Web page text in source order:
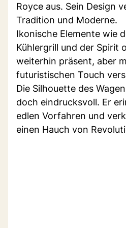
Royce aus. Sein Design
Tradition und Moderne.
Ikonische Elemente wie
Kühlergrill und der Spirit
weiterhin präsent, aber
futuristischen Touch
Die Silhouette des
doch eindrucksvoll. Er
edlen Vorfahren und
einen Hauch von